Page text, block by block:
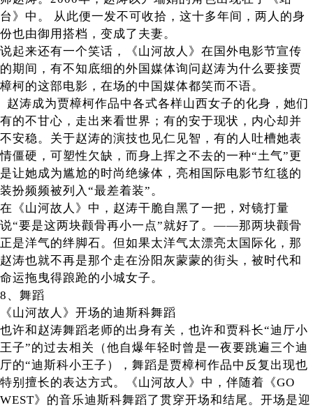
台》中。 从此便一发不可收拾，这十多年间，两人的身
份也由御用搭档，变成了夫妻。
说起来还有一个笑话，《山河故人》在国外电影节宣传
的期间，有不知底细的外国媒体询问赵涛为什么要接贾
樟柯的这部电影，在场的中国媒体都笑而不语。
赵涛成为贾樟柯作品中各式各样山西女子的化身，她们
有的不甘心，走出来看世界；有的安于现状，内心却并
不安稳。关于赵涛的演技也见仁见智，有的人吐槽她表
情僵硬，可塑性欠缺，而身上挥之不去的一种“土气”更
是让她成为尴尬的时尚绝缘体，亮相国际电影节红毯的
装扮频频被列入“最差着装”。
在《山河故人》中，赵涛干脆自黑了一把，对镜打量
说“要是这两块颧骨再小一点”就好了。——那两块颧骨
正是洋气的绊脚石。但如果太洋气太漂亮太国际化，那
赵涛也就不再是那个走在汾阳灰蒙蒙的街头，被时代和
命运拖曳得踉跄的小城女子。
8、舞蹈
《山河故人》开场的迪斯科舞蹈
也许和赵涛舞蹈老师的出身有关，也许和贾科长“迪厅小
王子”的过去相关（他自爆年轻时曾是一夜要跳遍三个迪
厅的“迪斯科小王子），舞蹈是贾樟柯作品中反复出现也
特别擅长的表达方式。《山河故人》中，伴随着《GO
WEST》的音乐迪斯科舞蹈了贯穿开场和结尾。开场是迎